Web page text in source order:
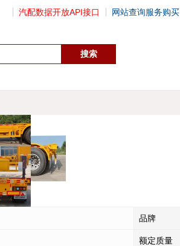
汽配数据开放API接口 网站查询服务购买
品牌
额定质量